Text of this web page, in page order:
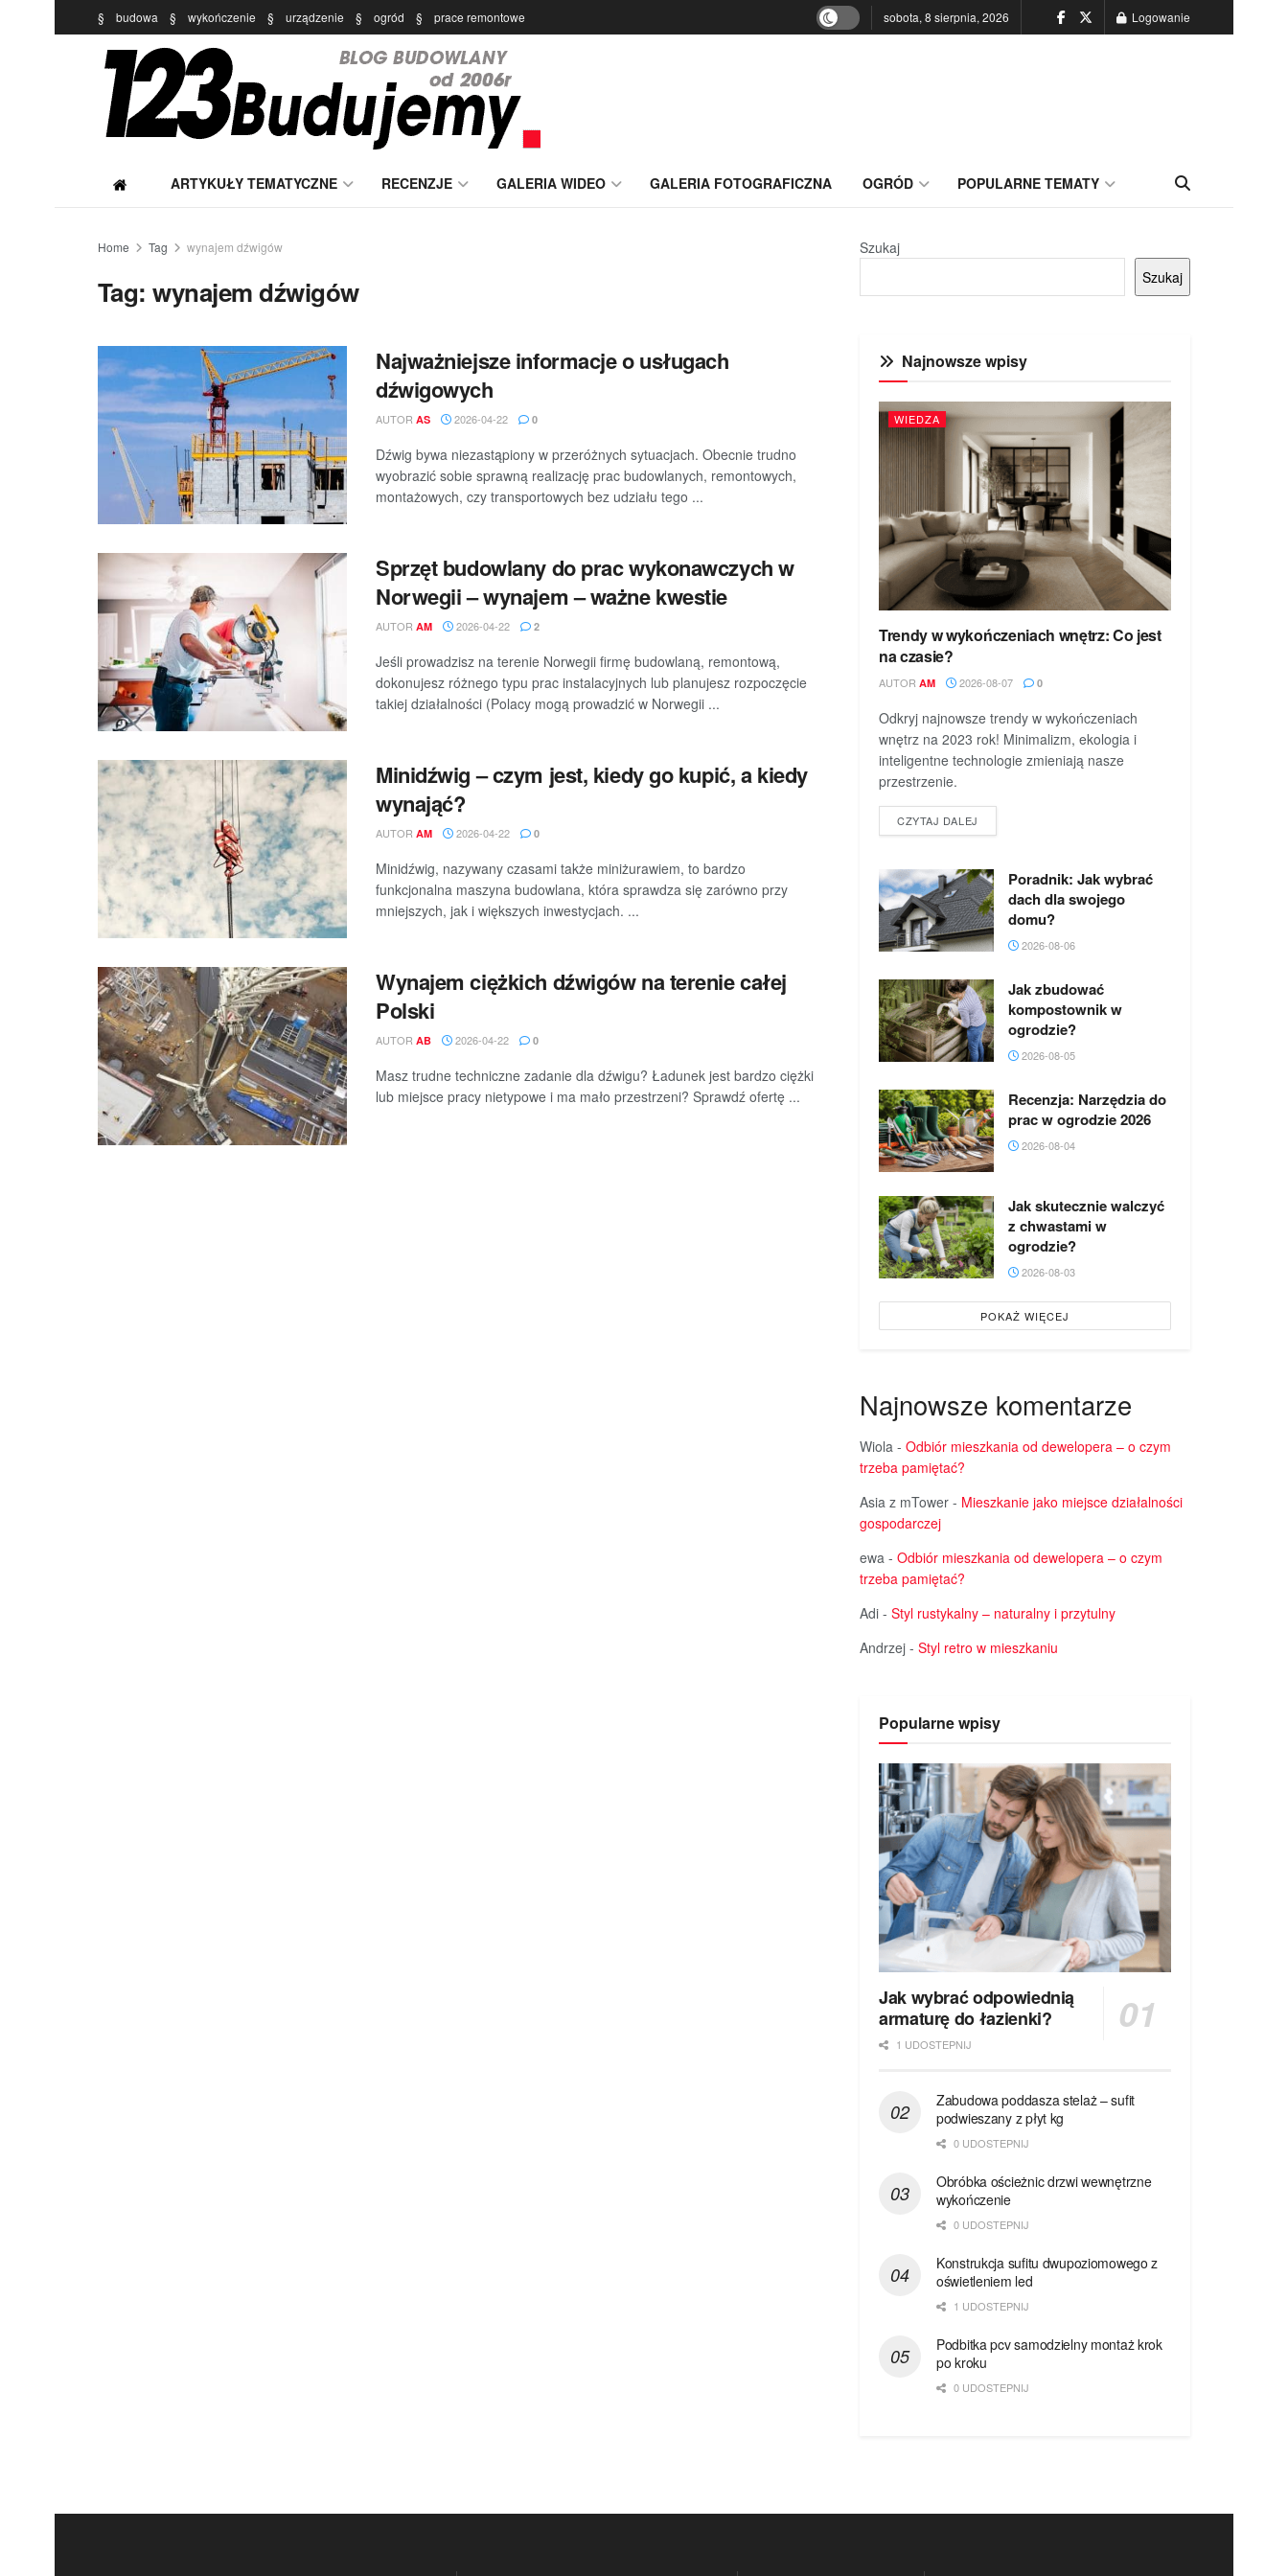
§ budowa § wykończenie § urządzenie § ogród § prace remontowe sobota, 8 sierpnia, 2026 Logowanie
ARTYKUŁY TEMATYCZNE RECENZJE GALERIA WIDEO GALERIA FOTOGRAFICZNA OGRÓD POPULARNE TEMATY
Home Tag wynajem dźwigów
Tag:wynajem dźwigów
Najważniejsze informacje o usługach
dźwigowych
AUTOR AS 2026-04-22 0
Dźwig bywa niezastąpiony w przeróżnych sytuacjach. Obecnie trudno
wyobrazić sobie sprawną realizację prac budowlanych, remontowych,
montażowych, czy transportowych bez udziału tego ...
Sprzęt budowlany do prac wykonawczych w
Norwegii – wynajem – ważne kwestie
AUTOR AM 2026-04-22 2
Jeśli prowadzisz na terenie Norwegii firmę budowlaną, remontową,
dokonujesz różnego typu prac instalacyjnych lub planujesz rozpoczęcie
takiej działalności (Polacy mogą prowadzić w Norwegii ...
Minidźwig – czym jest, kiedy go kupić, a kiedy
wynająć?
AUTOR AM 2026-04-22 0
Minidźwig, nazywany czasami także miniżurawiem, to bardzo
funkcjonalna maszyna budowlana, która sprawdza się zarówno przy
mniejszych, jak i większych inwestycjach. ...
Wynajem ciężkich dźwigów na terenie całej
Polski
AUTOR AB 2026-04-22 0
Masz trudne techniczne zadanie dla dźwigu? Ładunek jest bardzo ciężki
lub miejsce pracy nietypowe i ma mało przestrzeni? Sprawdź ofertę ...
Szukaj
Szukaj
Najnowsze wpisy
WIEDZA
Trendy w wykończeniach wnętrz: Co jest
na czasie?
AUTOR AM 2026-08-07 0
Odkryj najnowsze trendy w wykończeniach
wnętrz na 2023 rok! Minimalizm, ekologia i
inteligentne technologie zmieniają nasze
przestrzenie.
CZYTAJ DALEJ
Poradnik: Jak wybrać
dach dla swojego
domu?
2026-08-06
Jak zbudować
kompostownik w
ogrodzie?
2026-08-05
Recenzja: Narzędzia do
prac w ogrodzie 2026
2026-08-04
Jak skutecznie walczyć
z chwastami w
ogrodzie?
2026-08-03
POKAŻ WIĘCEJ
Najnowsze komentarze
Wiola - Odbiór mieszkania od dewelopera – o czym
trzeba pamiętać?
Asia z mTower - Mieszkanie jako miejsce działalności
gospodarczej
ewa - Odbiór mieszkania od dewelopera – o czym
trzeba pamiętać?
Adi - Styl rustykalny – naturalny i przytulny
Andrzej - Styl retro w mieszkaniu
Popularne wpisy
Jak wybrać odpowiednią
armaturę do łazienki?
1 UDOSTEPNIJ
Zabudowa poddasza stelaż – sufit
podwieszany z płyt kg
0 UDOSTEPNIJ
Obróbka ościeżnic drzwi wewnętrzne
wykończenie
0 UDOSTEPNIJ
Konstrukcja sufitu dwupoziomowego z
oświetleniem led
1 UDOSTEPNIJ
Podbitka pcv samodzielny montaż krok
po kroku
0 UDOSTEPNIJ